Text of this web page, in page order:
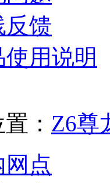
反馈
使用说明
： Z6尊
网点